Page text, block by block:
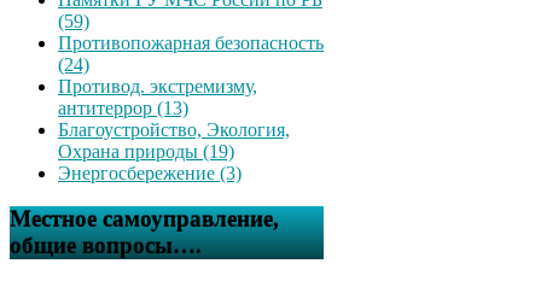
(59)
Противопожарная безопасность
(24)
Противод. экстремизму,
антитеррор (13)
Благоустройство, Экология,
Охрана природы (19)
Энергосбережение (3)
Местное самоуправление,
общие вопросы….